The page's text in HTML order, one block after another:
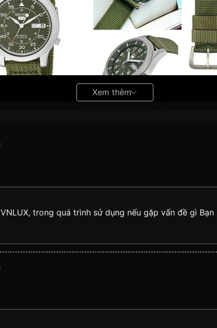
giữa thế kỷ XX, được sử dụng bởi quân đội Anh
và hạn chế mồ hôi tay. Sau đó,
thống,đồng hồ dây vảisở hữu nhiều các ưu
động.
Xem thêm
trong quá trình sử dụng nếu gặp vấn đề gì Bạn